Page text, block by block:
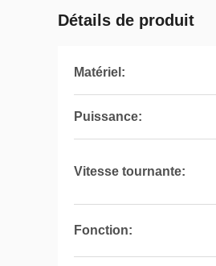
Détails de produit
Matériel:
Puissance:
Vitesse tournante:
Fonction: